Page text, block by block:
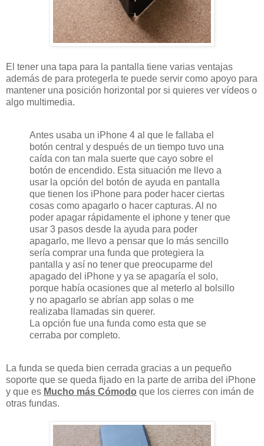
El tener una tapa para la pantalla tiene varias ventajas
además de para protegerla te puede servir como apoyo para
mantener una posición horizontal por si quieres ver vídeos o
algo multimedia.
Antes usaba un iPhone 4 al que le fallaba el
botón central y después de un tiempo tuvo una
caída con tan mala suerte que cayo sobre el
botón de encendido. Esta situación me llevo a
usar la opción del botón de ayuda en pantalla
que tienen los iPhone para poder hacer ciertas
cosas como apagarlo o hacer capturas. Al no
poder apagar rápidamente el iphone y tener que
usar 3 pasos desde la ayuda para poder
apagarlo, me llevo a pensar que lo más sencillo
sería comprar una funda que protegiera la
pantalla y así no tener que preocuparme del
apagado del iPhone y ya se apagaría el solo,
porque había ocasiones que al meterlo al bolsillo
y no apagarlo se abrían app solas o me
realizaba llamadas sin querer.
La opción fue una funda como esta que se
cerraba por completo.
La funda se queda bien cerrada gracias a un pequeño
soporte que se queda fijado en la parte de arriba del iPhone
y que es Mucho más Cómodo que los cierres con imán de
otras fundas.